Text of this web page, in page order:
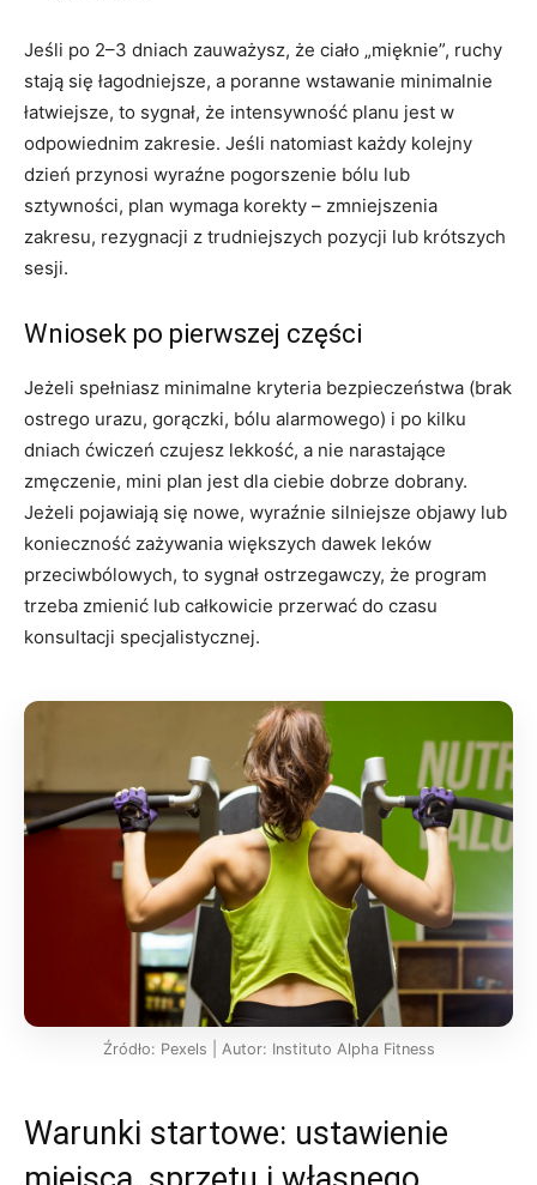
Jeśli po 2–3 dniach zauważysz, że ciało „mięknie”, ruchy
stają się łagodniejsze, a poranne wstawanie minimalnie
łatwiejsze, to sygnał, że intensywność planu jest w
odpowiednim zakresie. Jeśli natomiast każdy kolejny
dzień przynosi wyraźne pogorszenie bólu lub
sztywności, plan wymaga korekty – zmniejszenia
zakresu, rezygnacji z trudniejszych pozycji lub krótszych
sesji.
Wniosek po pierwszej części
Jeżeli spełniasz minimalne kryteria bezpieczeństwa (brak
ostrego urazu, gorączki, bólu alarmowego) i po kilku
dniach ćwiczeń czujesz lekkość, a nie narastające
zmęczenie, mini plan jest dla ciebie dobrze dobrany.
Jeżeli pojawiają się nowe, wyraźnie silniejsze objawy lub
konieczność zażywania większych dawek leków
przeciwbólowych, to sygnał ostrzegawczy, że program
trzeba zmienić lub całkowicie przerwać do czasu
konsultacji specjalistycznej.
Źródło: Pexels | Autor: Instituto Alpha Fitness
Warunki startowe: ustawienie